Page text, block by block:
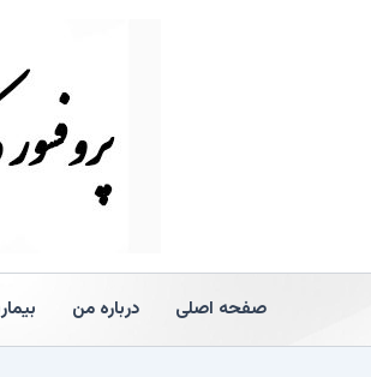
صفحه اصلی درباره من